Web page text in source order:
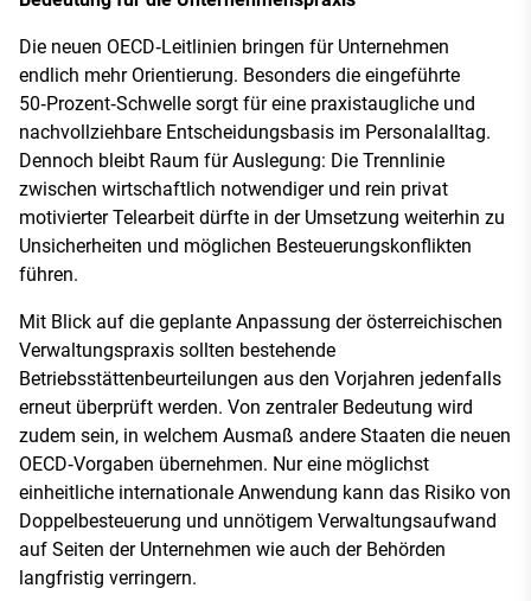
Die neuen OECD‑Leitlinien bringen für Unternehmen
endlich mehr Orientierung. Besonders die eingeführte
50‑Prozent‑Schwelle sorgt für eine praxistaugliche und
nachvollziehbare Entscheidungsbasis im Personalalltag.
Dennoch bleibt Raum für Auslegung: Die Trennlinie
zwischen wirtschaftlich notwendiger und rein privat
motivierter Telearbeit dürfte in der Umsetzung weiterhin zu
Unsicherheiten und möglichen Besteuerungskonflikten
führen.
Mit Blick auf die geplante Anpassung der österreichischen
Verwaltungspraxis sollten bestehende
Betriebsstättenbeurteilungen aus den Vorjahren jedenfalls
erneut überprüft werden. Von zentraler Bedeutung wird
zudem sein, in welchem Ausmaß andere Staaten die neuen
OECD‑Vorgaben übernehmen. Nur eine möglichst
einheitliche internationale Anwendung kann das Risiko von
Doppelbesteuerung und unnötigem Verwaltungsaufwand
auf Seiten der Unternehmen wie auch der Behörden
langfristig verringern.